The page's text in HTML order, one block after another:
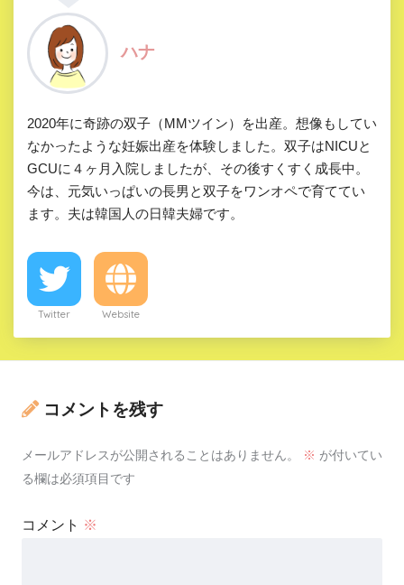
ハナ
2020年に奇跡の双子（MMツイン）を出産。想像もしてい
なかったような妊娠出産を体験しました。双子はNICUと
GCUに４ヶ月入院しましたが、その後すくすく成長中。
今は、元気いっぱいの長男と双子をワンオペで育ててい
ます。夫は韓国人の日韓夫婦です。
Twitter Website
コメントを残す
メールアドレスが公開されることはありません。 ※ が付いてい
る欄は必須項目です
コメント ※